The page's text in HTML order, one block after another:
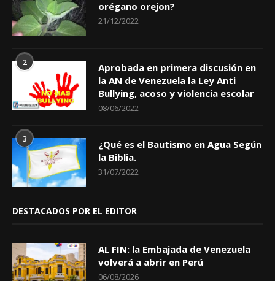
orégano orejon?
21/12/2022
2
Aprobada en primera discusión en
la AN de Venezuela la Ley Anti
Bullying, acoso y violencia escolar
08/06/2022
3
¿Qué es el Bautismo en Agua Según
la Biblia.
31/07/2022
DESTACADOS POR EL EDITOR
AL FIN: la Embajada de Venezuela
volverá a abrir en Perú
06/08/2026